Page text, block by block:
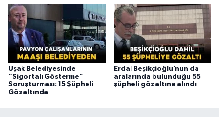
Uşak Belediyesinde
“Sigortalı Gösterme”
Soruşturması: 15 Şüpheli
Gözaltında
Erdal Beşikçioğlu’nun da
aralarında bulunduğu 55
şüpheli gözaltına alındı